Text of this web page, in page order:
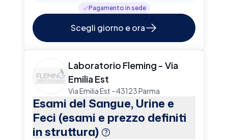
Pagamento in sede
Scegli giorno e ora
Laboratorio Fleming - Via
Emilia Est
Via Emilia Est - 43123 Parma
Esami del Sangue, Urine e
Feci (esami e prezzo definiti
in struttura)